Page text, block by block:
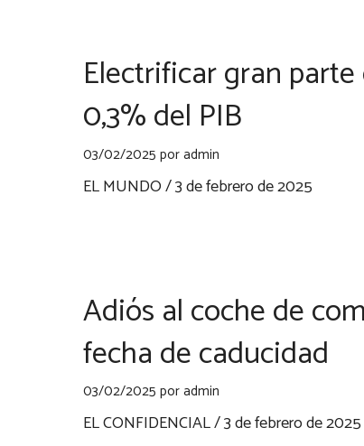
Electrificar gran
0,3% del PIB
03/02/2025 poradmin
EL MUNDO / 3 de febrero de 2025
Adiós al coche de
fecha de caducidad
03/02/2025 poradmin
EL CONFIDENCIAL / 3 de febrero de 2025